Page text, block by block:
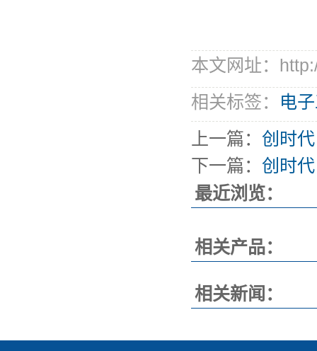
本文网址：
相关标签：
电
上一篇： 创时
下一篇： 创时
最近浏览：
相关产品：
相关新闻：